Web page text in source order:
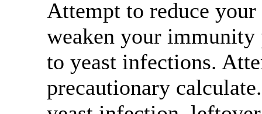
Attempt to reduce your
weaken your immunity
to yeast infections.
precautionary